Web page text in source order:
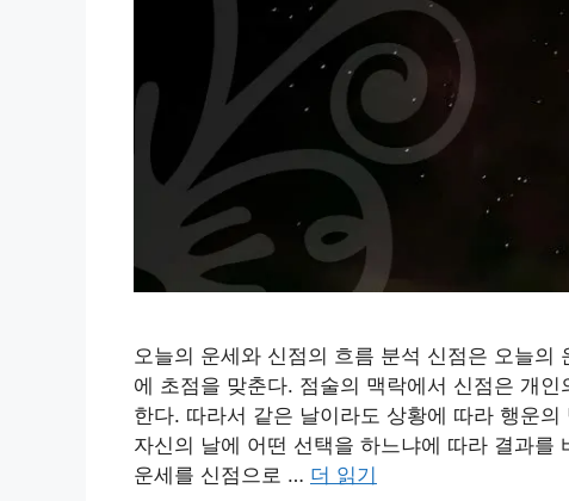
오늘의 운세와 신점의 흐름 분석 신점은 오늘의
에 초점을 맞춘다. 점술의 맥락에서 신점은 개
한다. 따라서 같은 날이라도 상황에 따라 행운
자신의 날에 어떤 선택을 하느냐에 따라 결과를
운세를 신점으로 … 더 읽기